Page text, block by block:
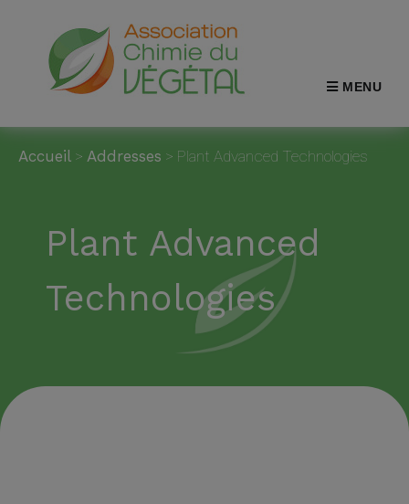
MENU
Accueil > Addresses > Plant Advanced Technologies
Plant Advanced
Technologies